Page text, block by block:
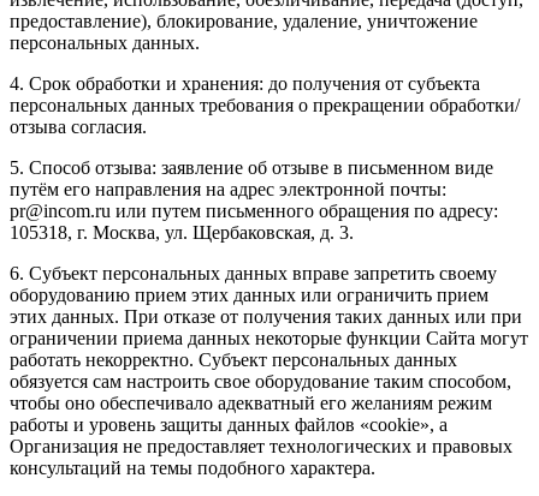
предоставление), блокирование, удаление, уничтожение
персональных данных.
4. Срок обработки и хранения: до получения от субъекта
персональных данных требования о прекращении обработки/
отзыва согласия.
5. Способ отзыва: заявление об отзыве в письменном виде
путём его направления на адрес электронной почты:
pr@incom.ru или путем письменного обращения по адресу:
105318, г. Москва, ул. Щербаковская, д. 3.
6. Субъект персональных данных вправе запретить своему
оборудованию прием этих данных или ограничить прием
этих данных. При отказе от получения таких данных или при
ограничении приема данных некоторые функции Сайта могут
работать некорректно. Субъект персональных данных
обязуется сам настроить свое оборудование таким способом,
чтобы оно обеспечивало адекватный его желаниям режим
работы и уровень защиты данных файлов «cookie», а
Организация не предоставляет технологических и правовых
консультаций на темы подобного характера.